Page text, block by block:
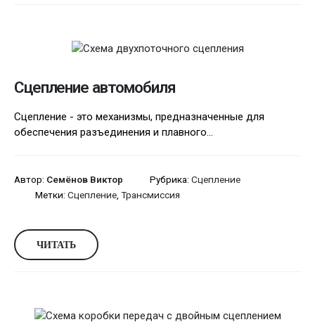
Сцепление автомобиля
Сцепление - это механизмы, предназначенные для
обеспечения разъединения и плавного...
Автор: Семёнов Виктор Рубрика: Сцепление
Метки: Сцепление Трансмиссия
ЧИТАТЬ